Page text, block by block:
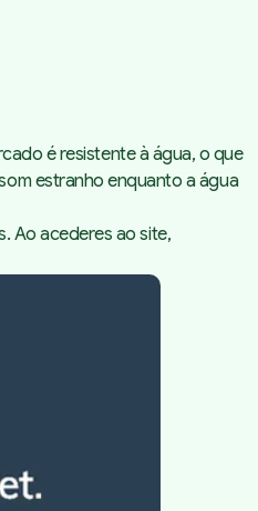
é resistente à água, o que
estranho enquanto a água
Ao acederes ao site,